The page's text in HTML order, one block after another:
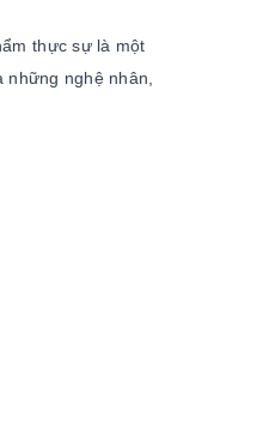
thực sự là một
nghệ nhân,